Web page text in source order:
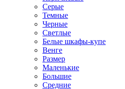
Серые
Темные
Черные
Светлые
Белые шкафы-купе
Венге
Размер
Маленькие
Большие
Средние